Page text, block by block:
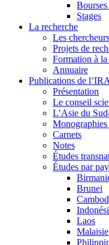
Stages
La recherche
Les chercheurs
Projets de
Formation à la
Annuaire
Publications de
Présentation
Le conseil
L’Asie du
Monographies
Carnets
Notes
Études
Études par
Brunei
Laos
Malaisie